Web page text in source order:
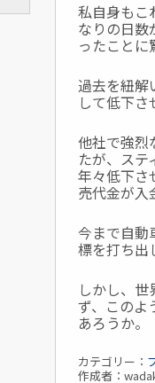
私自身もこ
なりの日数
ったことに
過去を紐解
して低下さ
他社で強烈
たが、 ステ
年々低下さ
売代金が入
今まで自動
標を打ち出
しかし、
ず、このよ
あろうか。
カテゴリー：
作成者：